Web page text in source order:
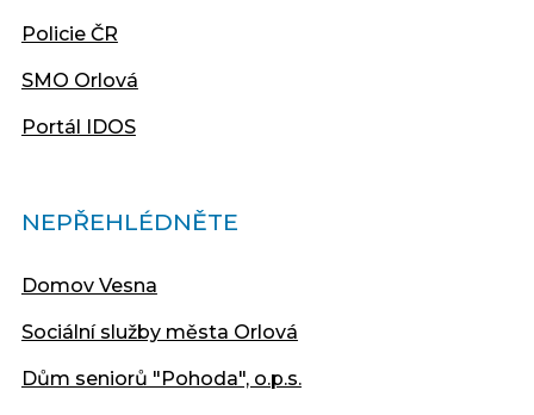
Policie ČR
SMO Orlová
Portál IDOS
NEPŘEHLÉDNĚTE
Domov Vesna
Sociální služby města Orlová
Dům seniorů "Pohoda", o.p.s.